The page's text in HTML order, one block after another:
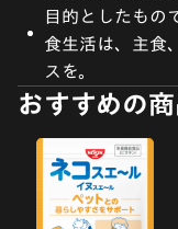
目的としたもの
食生活は、主食
スを。
おすすめの